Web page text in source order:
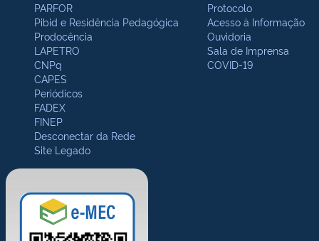
PARFOR
Pibid e Residência Pedagógica
Prodocência
LAPETRO
CNPq
CAPES
Periódicos
FADEX
FINEP
Desconectar da Rede
Site Legado
Protocolo
Acesso à Informação
Ouvidoria
Sala de Imprensa
COVID-19